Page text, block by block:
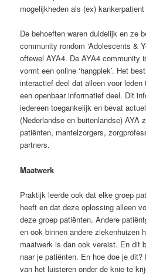
mogelijkheden als (ex)
De behoeften waren duidelijk en ze
community rondom ‘Adolescents &
oftewel AYA4. De AYA4 community
vormt een online ‘hangplek’. Het
interactief deel dat alleen voor
een openbaar informatief deel. Dit
iedereen toegankelijk en bevat
(Nederlandse en buitenlandse) AYA
patiënten, mantelzorgers,
partners.
Maatwerk
Praktijk leerde ook dat elke groep
heeft en dat deze oplossing alleen
deze groep patiënten. Andere
en ook binnen andere ziekenhuizen
maatwerk is dan ook vereist. En dit
naar je patiënten. En hoe doe je
van het luisteren onder de knie te